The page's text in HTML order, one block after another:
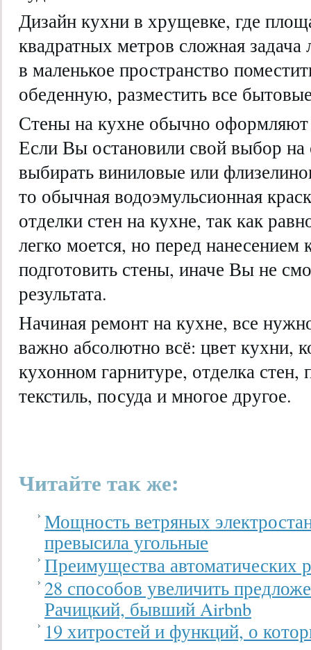
Дизайн кухни в хрущевке, где
квадратных метров сложная
в маленькое пространство
обеденную, разместить все
Стены на кухне обычно оформляют
Если Вы остановили свой выбор
выбирать виниловые или
то обычная водоэмульсионная
отделки стен на кухне, так как
легко моется, но перед
подготовить стены, иначе Вы не
результата.
Начиная ремонт на кухне, все
важно абсолютно всё: цвет кухни,
кухонном гарнитуре, отделка стен,
текстиль, посуда и многое другое.
Читайте так же:
Мощность ветряных
превысила угольные
Преимущества автоматических
28 способов увеличить
Рачицкий, бывший Airbnb
19 хитростей и функций, о